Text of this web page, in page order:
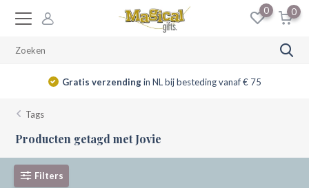
0 0
Gratis verzendingin NL bij besteding vanaf € 75
Tags
Producten getagd met Jovie
Filters